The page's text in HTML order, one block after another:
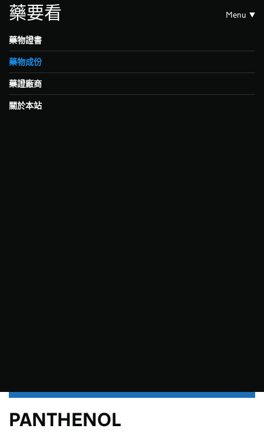
藥要看 Menu
藥物證書
藥物成份
藥證廠商
關於本站
PANTHENOL